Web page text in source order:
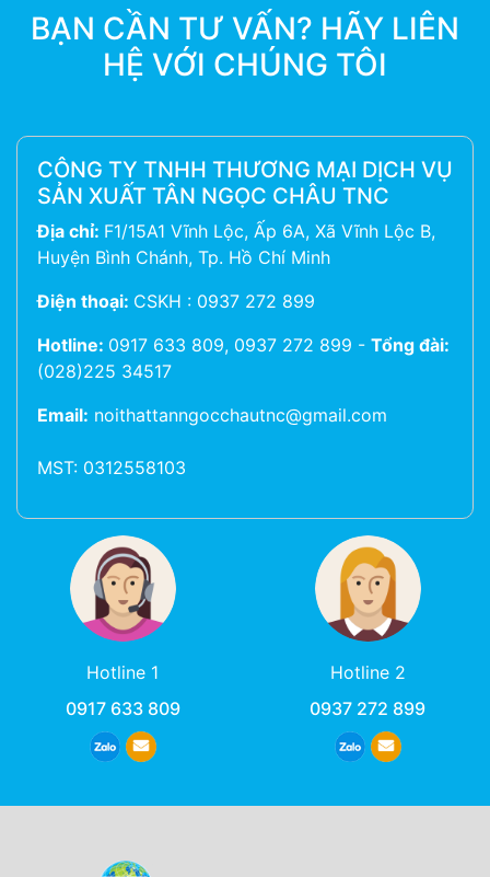
BẠN CẦN TƯ VẤN? HÃY LIÊN
HỆ VỚI CHÚNG TÔI
CÔNG TY TNHH THƯƠNG MẠI DỊCH VỤ
SẢN XUẤT TÂN NGỌC CHÂU TNC
Địa chỉ: F1/15A1 Vĩnh Lộc, Ấp 6A, Xã Vĩnh Lộc B,
Huyện Bình Chánh, Tp. Hồ Chí Minh
Điện thoại: CSKH : 0937 272 899
Hotline: 0917 633 809, 0937 272 899 - Tổng đài:
(028)225 34517
Email: noithattanngocchautnc@gmail.com
MST: 0312558103
Hotline 1
0917 633 809
Hotline 2
0937 272 899